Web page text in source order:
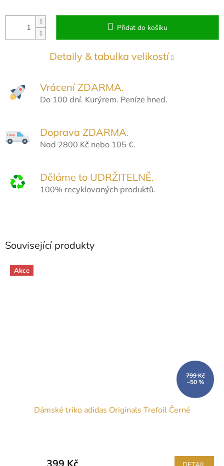
Přidat do košíku
Detaily & tabulka velikostí
Vrácení ZDARMA.
Do 100 dní. Kurýrem. Peníze hned.
Doprava ZDARMA.
Nad 2800 Kč nebo 105 €.
Děláme to UDRŽITELNĚ.
100% recyklovaných produktů.
Související produkty
Akce
799 Kč
–50 %
Dámské triko adidas Originals Trefoil Černé